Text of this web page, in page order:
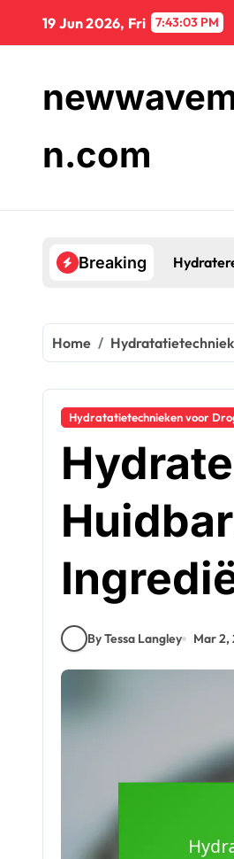
content
19 Jun 2026, Fri 7:43:04 PM
n.com
Breaking
voor Huidbarrièreherstel:
Home
Hydratatietechnieken voor
By Tessa Langley Mar 2,